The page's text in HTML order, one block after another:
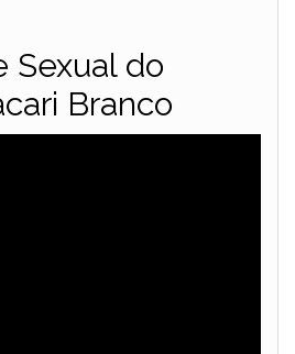
Sexual do
Branco